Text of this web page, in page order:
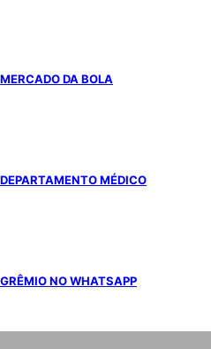
MERCADO DA BOLA
DEPARTAMENTO MÉDICO
GRÊMIO NO WHATSAPP